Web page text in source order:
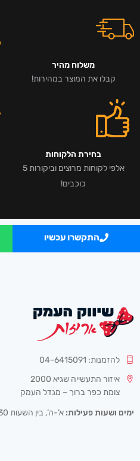
משלוח מהיר
קבלו את המוצר במהירות!
בחירת הלקוחות
אלפי לקוחות מרוצים וביקורות 5
כוכבים!
התקשרו עכשיו
להזמנות: 04-6415091
איזור התעשייה שגיא 2000
צומת כפר ברוך – מגדל העמק
ימים ושעות פעילות: א’-ה’, בין השעות 08:30-16:30